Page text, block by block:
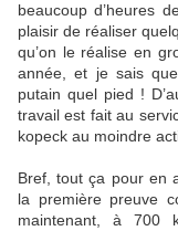
beaucoup d’heures
plaisir de réaliser
qu’on le réalise en
année, et je sais
putain quel pied !
travail est fait au
kopeck au moindre
Bref, tout ça pour en
la première preuve
maintenant, à 700